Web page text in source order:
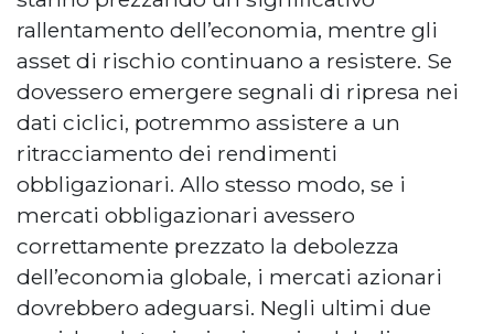
rallentamento dell’economia, mentre gli
asset di rischio continuano a resistere. Se
dovessero emergere segnali di ripresa nei
dati ciclici, potremmo assistere a un
ritracciamento dei rendimenti
obbligazionari. Allo stesso modo, se i
mercati obbligazionari avessero
correttamente prezzato la debolezza
dell’economia globale, i mercati azionari
dovrebbero adeguarsi. Negli ultimi due